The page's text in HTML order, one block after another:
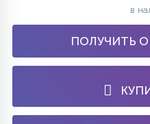
в
ПОЛУЧИТЬ